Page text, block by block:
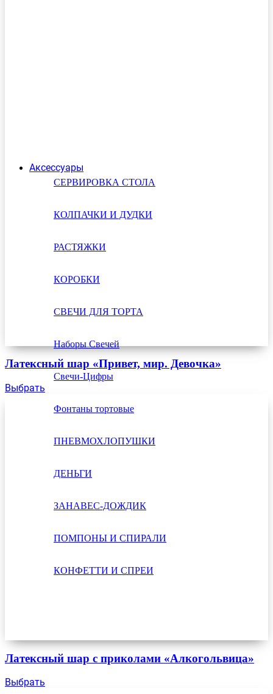
Аксессуары
СЕРВИРОВКА СТОЛА
КОЛПАЧКИ И ДУДКИ
РАСТЯЖКИ
КОРОБКИ
СВЕЧИ ДЛЯ ТОРТА
Наборы Свечей
Свечи-Цифры
Фонтаны тортовые
ПНЕВМОХЛОПУШКИ
ДЕНЬГИ
ЗАНАВЕС-ДОЖДИК
ПОМПОНЫ И СПИРАЛИ
КОНФЕТТИ И СПРЕИ
Латексный шар «Привет, мир. Девочка»
Выбрать
Латексный шар с приколами «Алкогольвица»
Выбрать